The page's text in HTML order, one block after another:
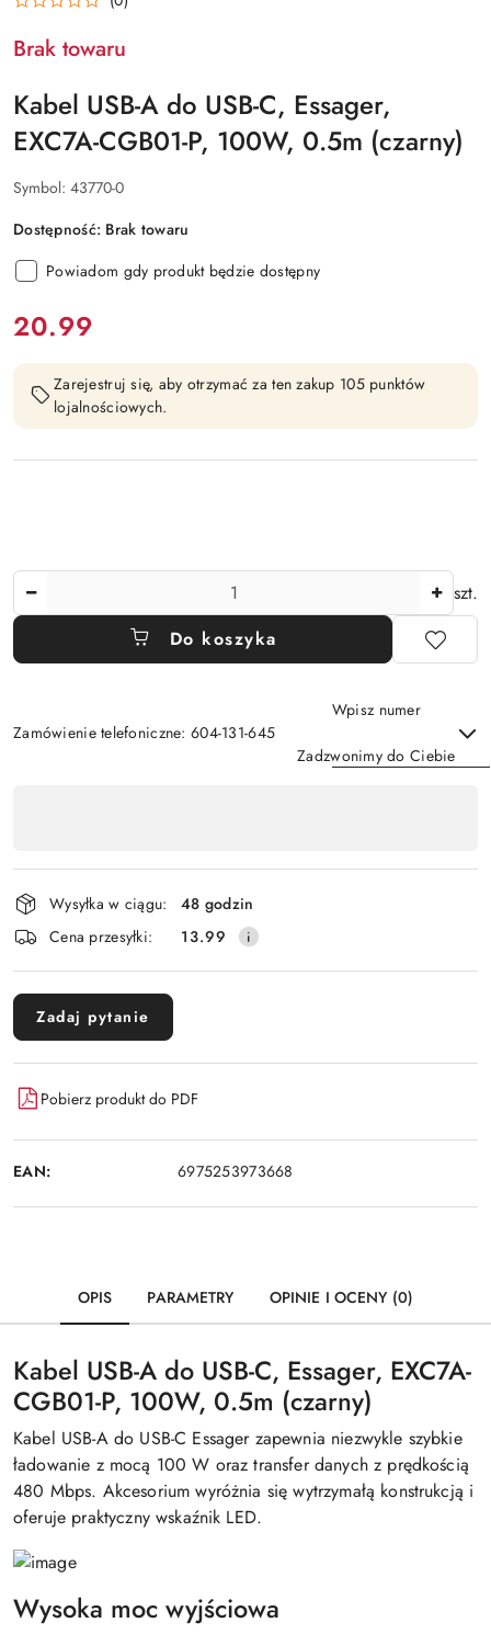
Brak towaru
Kabel USB-A do USB-C, Essager,
EXC7A-CGB01-P, 100W, 0.5m (czarny)
Symbol: 43770-0
Dostępność: Brak towaru
Powiadom gdy produkt będzie dostępny
cena:
20.99
Zarejestruj się, aby otrzymać za ten zakup 105 punktów
lojalnościowych.
szt.
Do koszyka
Zamówienie telefoniczne: 604-131-645
Wpisz numer
Zadzwonimy do Ciebie
płatność
i
dostawa
Wysyłka w ciągu:
48 godzin
Cena przesyłki:
13.99
Zadaj pytanie
Pobierz produkt do PDF
EAN: 6975253973668
OPIS PARAMETRY OPINIE I OCENY (0)
Kabel USB-A do USB-C, Essager, EXC7A-
CGB01-P, 100W, 0.5m (czarny)
Kabel USB-A do USB-C Essager zapewnia niezwykle szybkie
ładowanie z mocą 100 W oraz transfer danych z prędkością
480 Mbps. Akcesorium wyróżnia się wytrzymałą konstrukcją i
oferuje praktyczny wskaźnik LED.
Wysoka moc wyjściowa